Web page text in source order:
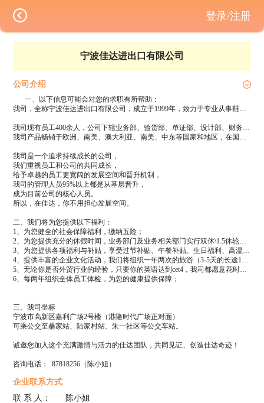
宁波佳达进出口有限公司
公司介绍
一、以下信息可能会对您的求职有所帮助：
我司，全称宁波佳达进出口有限公司，成立于1999年，致力于专业从事鞋类的制造和进出口的公司。现已颇具规模，现有员工400余人，在行业内具有较高知名度和良好口碑，是一家发展迅速、极具潜力的外贸公司。位列宁波外贸前200强。公司旗下现有多家分公司与工厂，分别致力于鞋类产品（室内拖、毛绒鞋、注塑鞋、雨鞋、硫化鞋、宝宝鞋、时装鞋、等）及日用品系列（厨房用品及其他日用品等）产品的专业设计、开发、生产、销售。
我司现有员工400余人，公司下辖业务部、验货部、单证部、设计部、财务部、验厂部、行政中心等具体职能部门。
我司产品畅销于欧洲、南美、澳大利亚、南美、中东等国家和地区，在国家上享有良好的声誉和竞争力，我司每年的销售额保持着较高的年增长。2017年度的出口额将突破上亿美金。
我司是一个追求持续成长的公司，
我们重视员工和公司的共同成长，
给予卓越的员工更宽阔的发展空间和晋升机制，
我司的管理人员95%以上都是从基层晋升，
成为目前公司的核心人员。
所以，在佳达，你不用担心发展空间。
二、我们将为您提供以下福利：
1、为您健全的社会保障福利，缴纳五险；
2、为您提供充分的休假时间，业务部门及业务相关部门实行双休\1.5休轮流，后勤类岗位5天工作制；享受法定节假日、带薪年休假和带薪病假；
3、为您提供各项福利与补贴，享受过节补贴、午餐补贴、生日福利、高温补贴等；
4、提供丰富的企业文化活动，我们将组织一年两次的旅游（3-5天的长途1次、近距离短途1次），年会party，部门每季度聚餐活动；
5、无论你是否外贸行业的经验，只要你的英语达到cet4，我司都愿意花时间和精力来培养和指导你，并且为您提供职业发展渠道。也相信在我们公司您会得到相应的发展！
6、每两年组织全体员工体检，为您的健康提供保障；
三、我司坐标
宁波市高新区嘉利广场2号楼（港隆时代广场正对面）
可乘公交至桑家站、陆家村站、朱一社区等公交车站。
诚邀您加入这个充满激情与活力的佳达团队，共同见证、创造佳达奇迹！
咨询电话： 87818256（陈小姐）
企业联系方式
联 系 人：
陈小姐
登录/注册